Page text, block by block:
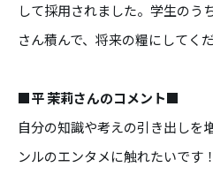
して採用されました。学生のう
さん積んで、将来の糧にしてく
■平 茉莉さんのコメント■
自分の知識や考えの引き出しを
ンルのエンタメに触れたいです